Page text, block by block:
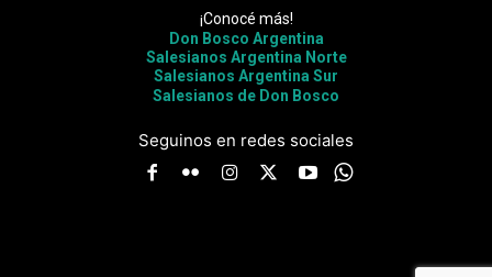
¡Conocé más!
Don Bosco Argentina
Salesianos Argentina Norte
Salesianos Argentina Sur
Salesianos de Don Bosco
Seguinos en redes sociales